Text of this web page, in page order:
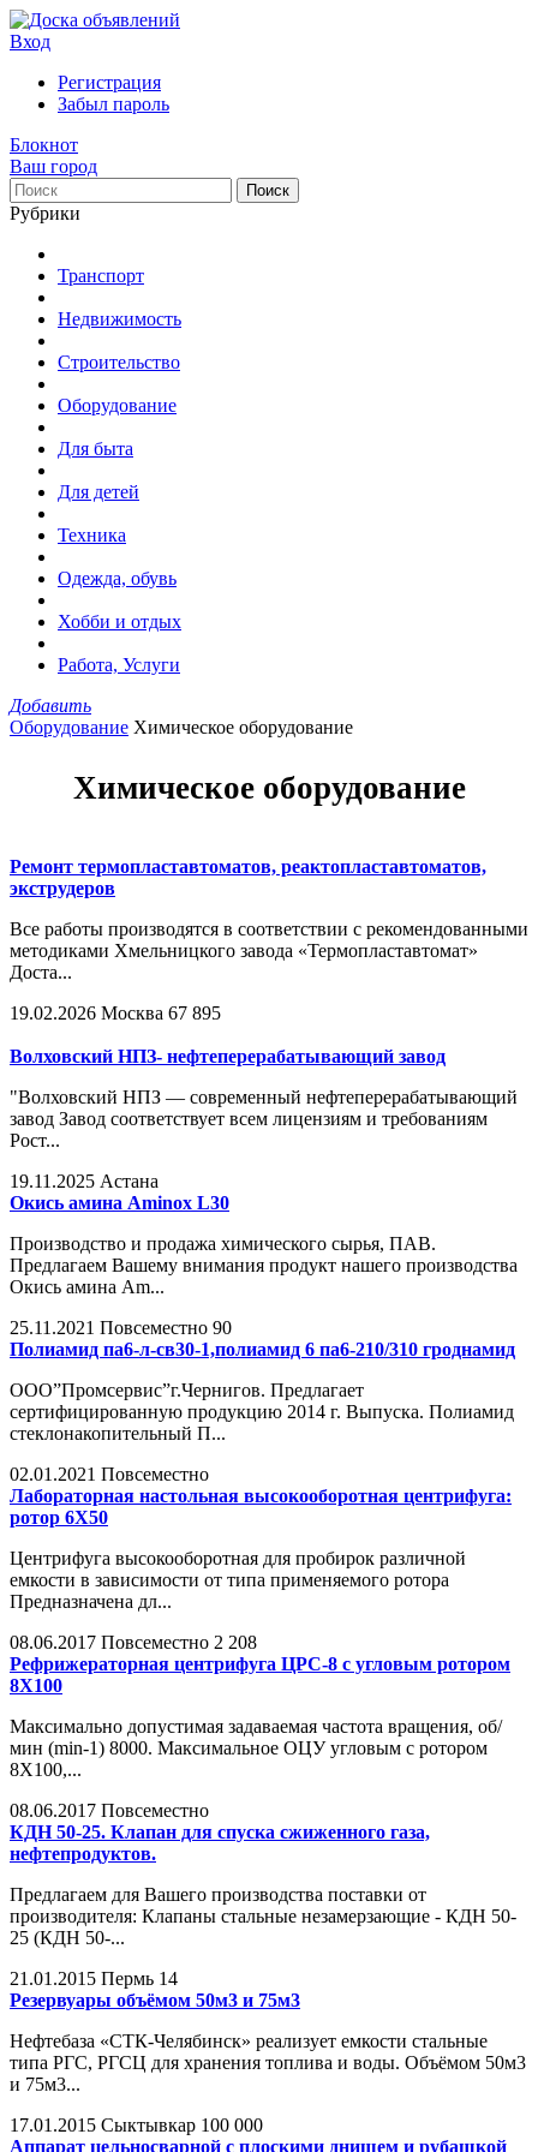
Вход
Регистрация
Забыл пароль
Блокнот
Ваш город
Поиск
Рубрики
Транспорт
Недвижимость
Строительство
Оборудование
Для быта
Для детей
Техника
Одежда, обувь
Хобби и отдых
Работа, Услуги
Добавить
Оборудование Химическое оборудование
Химическое оборудование
Ремонт термопластавтоматов, реактопластавтоматов,
экструдеров
Все работы производятся в соответствии с рекомендованными
методиками Хмельницкого завода «Термопластавтомат»
Доста...
19.02.2026 Москва 67 895
Волховский НПЗ- нефтеперерабатывающий завод
"Волховский НПЗ — современный нефтеперерабатывающий
завод Завод соответствует всем лицензиям и требованиям
Рост...
19.11.2025 Астана
Окись амина Aminox L30
Производство и продажа химического сырья, ПАВ.
Предлагаем Вашему внимания продукт нашего производства
Окись амина Am...
25.11.2021 Повсеместно 90
Полиамид па6-л-св30-1,полиамид 6 па6-210/310 гроднамид
ООО”Промсервис”г.Чернигов. Предлагает
сертифицированную продукцию 2014 г. Выпуска. Полиамид
стеклонакопительный П...
02.01.2021 Повсеместно
Лабораторная настольная высокооборотная центрифуга:
ротор 6Х50
Центрифуга высокооборотная для пробирок различной
емкости в зависимости от типа применяемого ротора
Предназначена дл...
08.06.2017 Повсеместно 2 208
Рефрижераторная центрифуга ЦРС-8 с угловым ротором
8Х100
Максимально допустимая задаваемая частота вращения, об/
мин (min-1) 8000. Максимальное ОЦУ угловым с ротором
8Х100,...
08.06.2017 Повсеместно
КДН 50-25. Клапан для спуска сжиженного газа,
нефтепродуктов.
Предлагаем для Вашего производства поставки от
производителя: Клапаны стальные незамерзающие - КДН 50-
25 (КДН 50-...
21.01.2015 Пермь 14
Резервуары объёмом 50м3 и 75м3
Нефтебаза «СТК-Челябинск» реализует емкости стальные
типа РГС, РГСЦ для хранения топлива и воды. Объёмом 50м3
и 75м3...
17.01.2015 Сыктывкар 100 000
Аппарат цельносварной с плоскими днищем и рубашкой